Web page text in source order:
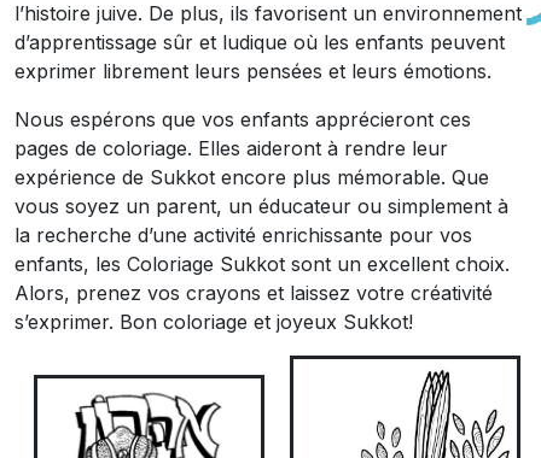
l’histoire juive. De plus, ils favorisent un environnement
d’apprentissage sûr et ludique où les enfants peuvent
exprimer librement leurs pensées et leurs émotions.
Nous espérons que vos enfants apprécieront ces
pages de coloriage. Elles aideront à rendre leur
expérience de Sukkot encore plus mémorable. Que
vous soyez un parent, un éducateur ou simplement à
la recherche d’une activité enrichissante pour vos
enfants, les Coloriage Sukkot sont un excellent choix.
Alors, prenez vos crayons et laissez votre créativité
s’exprimer. Bon coloriage et joyeux Sukkot!